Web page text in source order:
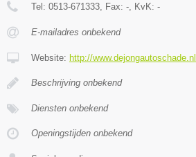
Tel: 0513-671333 , Fax: - , KvK: -
E-mailadres onbekend
Website: http://www.dejongautoschade.nl
Beschrijving onbekend
Diensten onbekend
Openingstijden onbekend